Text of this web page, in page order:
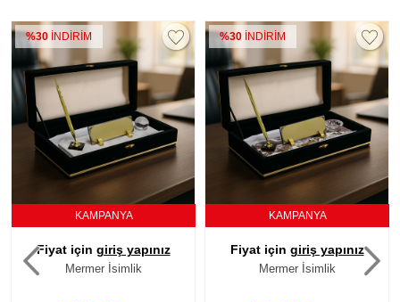
%30 İNDİRİM
KAMPANYA
Fiyat için giriş yapınız
Mermer İsimlik
%30 İNDİRİM
KAMPANYA
Fiyat için giriş yapınız
Mermer İsimlik